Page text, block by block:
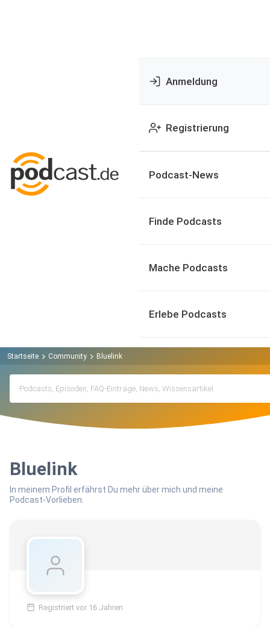
Anmeldung
Registrierung
Podcast-News
Finde Podcasts
Mache Podcasts
Erlebe Podcasts
Startseite Community Bluelink
Bluelink
In meinem Profil erfährst Du mehr über mich und meine
Podcast-Vorlieben.
Registriert vor 16 Jahren